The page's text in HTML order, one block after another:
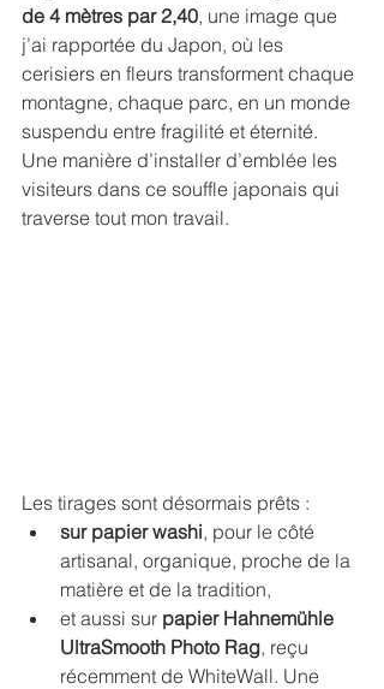
de 4 mètres par 2,40, une image que
j’ai rapportée du Japon, où les
cerisiers en fleurs transforment chaque
montagne, chaque parc, en un monde
suspendu entre fragilité et éternité.
Une manière d’installer d’emblée les
visiteurs dans ce souffle japonais qui
traverse tout mon travail.
Les tirages sont désormais prêts :
sur papier washi, pour le côté
artisanal, organique, proche de la
matière et de la tradition,
et aussi sur papier Hahnemühle
UltraSmooth Photo Rag, reçu
récemment de WhiteWall. Une